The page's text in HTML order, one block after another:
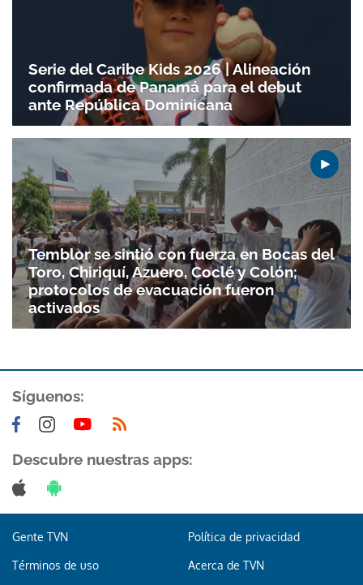
Serie del Caribe Kids 2026 | Alineación
confirmada de Panamá para el debut
ante República Dominicana
Temblor se sintió con fuerza en Bocas del
Toro, Chiriquí, Azuero, Coclé y Colón;
protocolos de evacuación fueron
activados
Síguenos:
Descubre nuestras apps:
Gente TVN Política de privacidad
Términos de uso Acerca de TVN